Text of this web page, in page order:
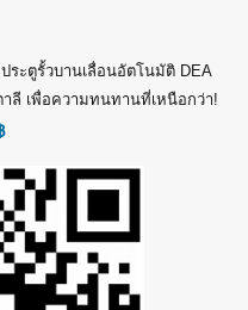
ระตูรั้วบานเลื่อนอัตโนมัติ DEA
าลี เพื่อความทนทานที่เหนือกว่า!
฿